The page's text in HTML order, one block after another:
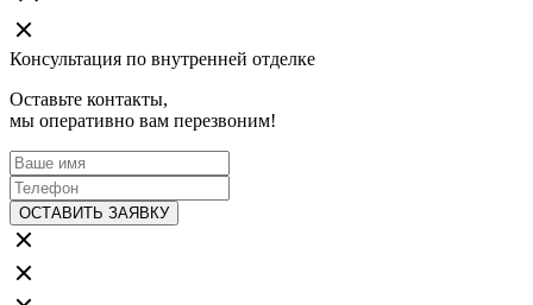
Консультация по внутренней отделке
Оставьте контакты,
мы оперативно вам перезвоним!
ОСТАВИТЬ ЗАЯВКУ